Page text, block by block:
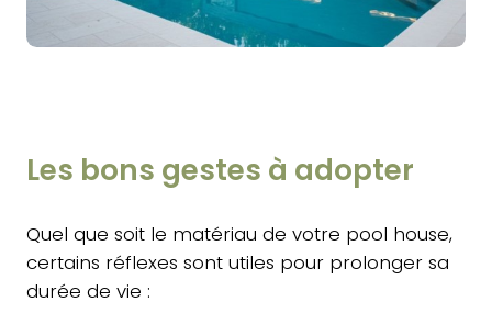
Les bons gestes à adopter
Quel que soit le matériau de votre pool house,
certains réflexes sont utiles pour prolonger sa
durée de vie :